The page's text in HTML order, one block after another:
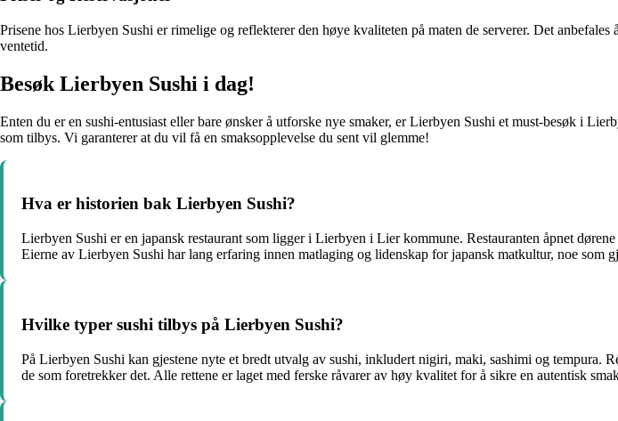
Prisene hos Lierbyen Sushi er rimelige og reflekterer den høye kvaliteten på maten de serverer. Det
ventetid.
Besøk Lierbyen Sushi i dag!
Enten du er en sushi-entusiast eller bare ønsker å utforske nye smaker, er Lierbyen Sushi et must-besøk i
som tilbys. Vi garanterer at du vil få en smaksopplevelse du sent vil glemme!
Hva er historien bak Lierbyen Sushi?
Lierbyen Sushi er en japansk restaurant som ligger i Lierbyen i Lier kommune. Restauranten åpnet
Eierne av Lierbyen Sushi har lang erfaring innen matlaging og lidenskap for japansk matkultur, noe som
Hvilke typer sushi tilbys på Lierbyen Sushi?
På Lierbyen Sushi kan gjestene nyte et bredt utvalg av sushi, inkludert nigiri, maki, sashimi og tempura.
de som foretrekker det. Alle rettene er laget med ferske råvarer av høy kvalitet for å sikre en autentisk